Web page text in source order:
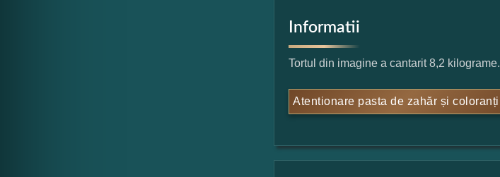
Informatii
Tortul din imagine a cantarit 8,2 kilograme.
Atentionare pasta de zahăr și coloranți